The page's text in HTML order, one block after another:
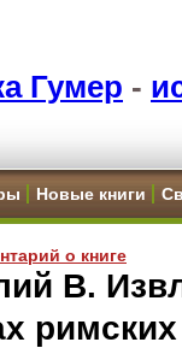
Гумер -
Новые книги
о книге
В.